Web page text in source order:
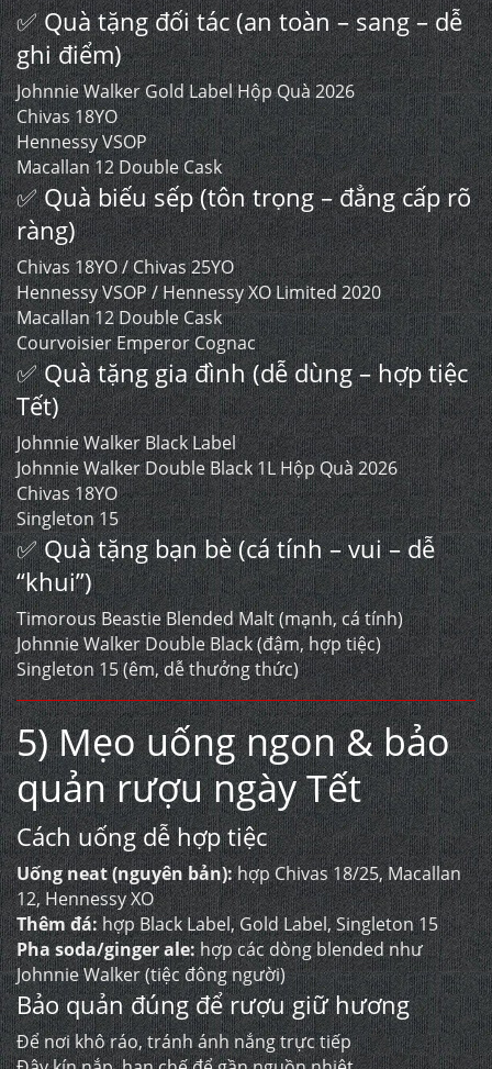
✅ Quà tặng đối tác (an toàn – sang – dễ
ghi điểm)
Johnnie Walker Gold Label Hộp Quà 2026
Chivas 18YO
Hennessy VSOP
Macallan 12 Double Cask
✅ Quà biếu sếp (tôn trọng – đẳng cấp rõ
ràng)
Chivas 18YO / Chivas 25YO
Hennessy VSOP / Hennessy XO Limited 2020
Macallan 12 Double Cask
Courvoisier Emperor Cognac
✅ Quà tặng gia đình (dễ dùng – hợp tiệc
Tết)
Johnnie Walker Black Label
Johnnie Walker Double Black 1L Hộp Quà 2026
Chivas 18YO
Singleton 15
✅ Quà tặng bạn bè (cá tính – vui – dễ
“khui”)
Timorous Beastie Blended Malt (mạnh, cá tính)
Johnnie Walker Double Black (đậm, hợp tiệc)
Singleton 15 (êm, dễ thưởng thức)
5) Mẹo uống ngon & bảo
quản rượu ngày Tết
Cách uống dễ hợp tiệc
Uống neat (nguyên bản):hợp Chivas 18/25, Macallan
12, Hennessy XO
Thêm đá:hợp Black Label, Gold Label, Singleton 15
Pha soda/ginger ale:hợp các dòng blended như
Johnnie Walker (tiệc đông người)
Bảo quản đúng để rượu giữ hương
Để nơi khô ráo, tránh ánh nắng trực tiếp